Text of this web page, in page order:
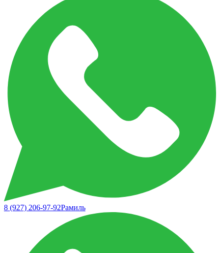
8 (927) 206-97-92Рамиль